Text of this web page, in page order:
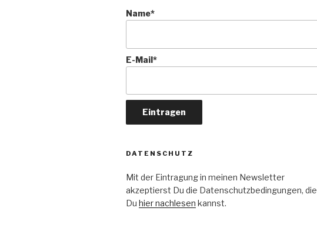
Name*
E-Mail*
DATENSCHUTZ
Mit der Eintragung in meinen Newsletter
akzeptierst Du die Datenschutzbedingungen, die
Du hier nachlesen kannst.